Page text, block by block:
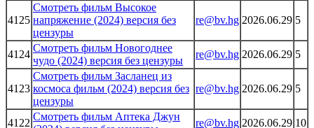
4125
Смотреть фильм Высокое
напряжение (2024) версия без
цензуры
re@bv.hg 2026.06.29 5
4124
Смотреть фильм Новогоднее
чудо (2024) версия без цензуры
re@bv.hg 2026.06.29 5
4123
Смотреть фильм Засланец из
космоса фильм (2024) версия без
цензуры
re@bv.hg 2026.06.29 5
4122
Смотреть фильм Аптека Джун
re@bv.hg 2026.06.29 10